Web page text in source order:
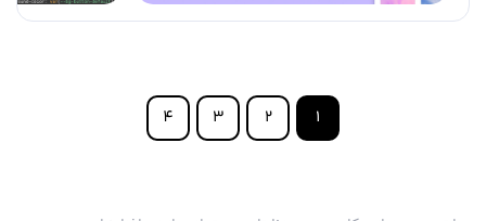
1
2
3
4